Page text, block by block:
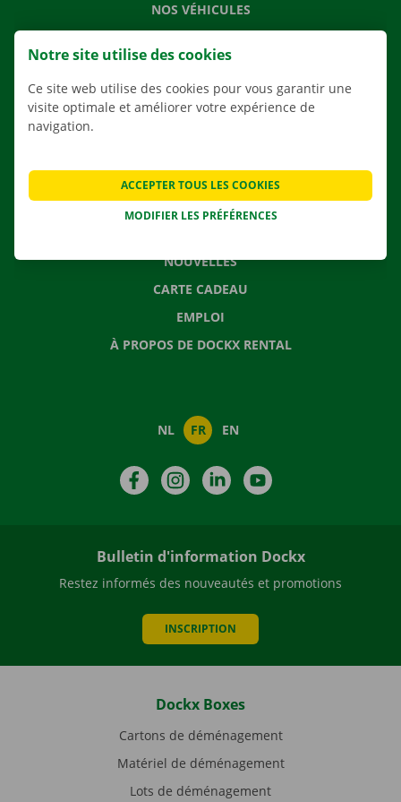
NOS VÉHICULES
AGENCES
APPLI
SOLUTIONS DE DÉMÉNAGEMENT
CONTACTEZ NOUS
NOUVELLES
CARTE CADEAU
EMPLOI
À PROPOS DE DOCKX RENTAL
NL FR EN
FacebookInstagramLinkedIn
Bulletin d'information Dockx
Restez informés des nouveautés et promotions
INSCRIPTION
Dockx Boxes
Cartons de déménagement
Matériel de déménagement
Lots de déménagement
Notre site utilise des cookies
Ce site web utilise des cookies pour vous garantir une
visite optimale et améliorer votre expérience de
navigation.
MODIFIER LES PRÉFÉRENCES
ACCEPTER TOUS LES COOKIES